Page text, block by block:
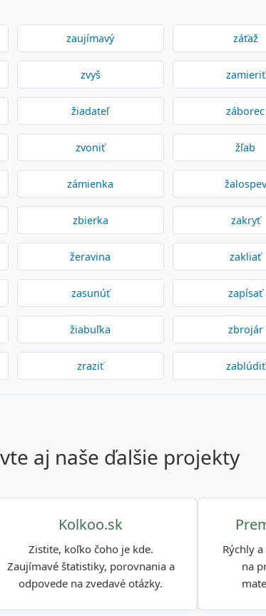
zaujímavý záťaž
zvyš zamieriť
žiadateľ záborec
zvoniť žľab
zámienka žalospev
zbierka zakryť
žeravina zakliať
zasunúť zapísať
žiabuľka zbrojár
zraziť zablúdiť
aj naše ďalšie projekty
Kolkoo.sk
Zistite, koľko čoho je kde.
Zaujímavé štatistiky, porovnania a
odpovede na zvedavé otázky.
Rýchly
na